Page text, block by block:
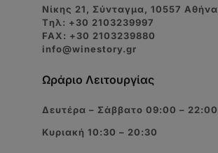
Νίκης 21, Σύνταγμα, 10557 Αθήνα
Tηλ: +30 2103239997
FAX: +30 2103239880
info@winestory.gr
Ωράριο Λειτουργίας
Δευτέρα – Σάββατο 09:00 – 22:00
Κυριακή 10:30 – 20:30